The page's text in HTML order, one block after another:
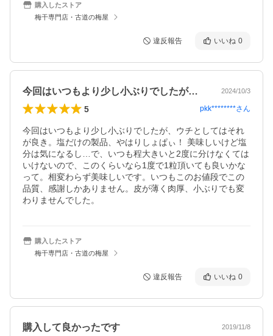
購入したストア
梅干専門店・古道の梅屋
違反報告 いいね 0
今回はいつもより少し小ぶりでしたが、ウ… 2024/10/3
5 pkk********さん
今回はいつもより少し小ぶりでしたが、ウチとしてはそれ
が良き。塩だけの製品、やはりしょぱぃ！ 美味しいけど塩
分は気になるし…で、いつも程大きいと2度に分けなくては
いけないので、このくらいなら1度で1粒頂いても良いかな
って。相変わらず美味しいです。いつもこのお値段でこの
品質、感謝しかありません。皮が薄く肉厚、小ぶりでも変
わりませんでした。
購入したストア
梅干専門店・古道の梅屋
違反報告 いいね 0
購入して良かったです 2019/11/8